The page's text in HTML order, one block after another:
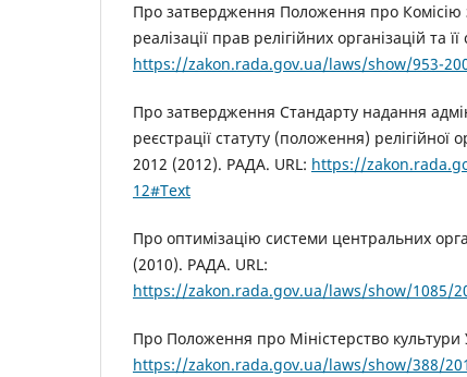
Про затвердження Положення про Комісію
реалізації прав релігійних організацій та
https://zakon.rada.gov.ua/laws/show/953-
Про затвердження Стандарту надання
реєстрації статуту (положення) релігійної
2012 (2012). РАДА. URL: https://
12#Text
Про оптимізацію системи центральних
(2010). РАДА. URL:
https://zakon.rada.gov.ua/laws/show/1085/
Про Положення про Міністерство культури
https://zakon.rada.gov.ua/laws/show/388/